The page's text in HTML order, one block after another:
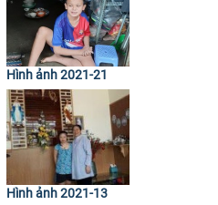
Hình ảnh 2021-21
Hình ảnh 2021-13